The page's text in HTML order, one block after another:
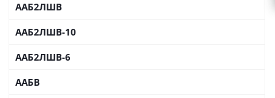
ААБ2ЛШВ
ААБ2ЛШВ-10
ААБ2ЛШВ-6
ААБВ